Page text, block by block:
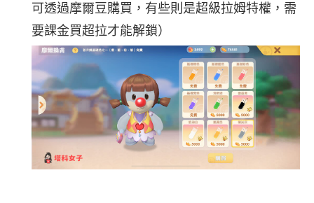
可透過摩爾豆購買，有些則是超級拉姆特權，需
要課金買超拉才能解鎖）